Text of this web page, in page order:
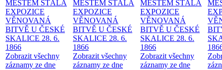
MĚSTEM STÁLÁ
EXPOZICE
VĚNOVANÁ
BITVĚ U ČESKÉ
SKALICE 28. 6.
1866
Zobrazit všechny
záznamy ze dne
MĚSTEM STÁLÁ
EXPOZICE
VĚNOVANÁ
BITVĚ U ČESKÉ
SKALICE 28. 6.
1866
Zobrazit všechny
záznamy ze dne
MĚSTEM STÁLÁ
EXPOZICE
VĚNOVANÁ
BITVĚ U ČESKÉ
SKALICE 28. 6.
1866
Zobrazit všechny
záznamy ze dne